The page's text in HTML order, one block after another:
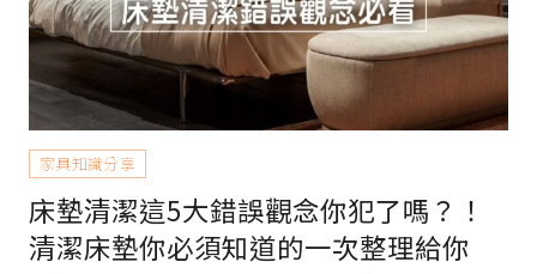
家具知識分享
床墊清潔這5大錯誤觀念你犯了嗎？！
清潔床墊你必須知道的一次整理給你